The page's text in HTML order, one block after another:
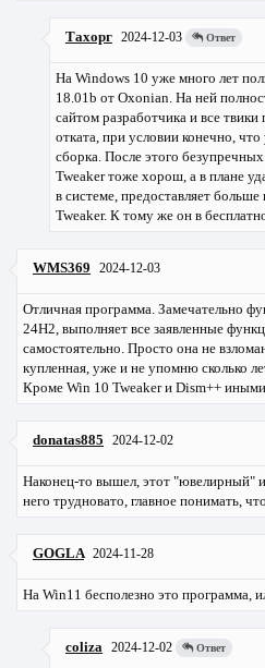
Тахорг 2024-12-03 Ответ
На Windows 10 уже много лет
18.01b от Oxonian. На ней
сайтом разработчика и все
отката, при условии конечно,
сборка. После этого
Tweaker тоже хорош, а в плане
в системе, предоставляет
Tweaker. К тому же он в
WMS369 2024-12-03
Отличная программа. Замечательно
24H2, выполняет все заявленные
самостоятельно. Просто она не
купленная, уже и не упомню сколько
Кроме Win 10 Tweaker и Dism++ иными
donatas885 2024-12-02
Наконец-то вышел, этот "ювелирный"
него трудновато, главное понимать,
GOGLA 2024-11-28
На Win11 бесполезно это программа,
coliza 2024-12-02 Ответ